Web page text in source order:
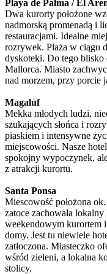
Playa de Palma / El
Dwa kurorty położone
nadmorską promenadą i
restauracjami. Idealne
rozrywek. Plaża w ciągu
dyskoteki. Do tego
Mallorca. Miasto
nad morzem, przy porcie
Magaluf
Mekka młodych ludzi,
szukających słońca i
piaskiem i intensywne
miejscowości. Nasze
spokojny wypoczynek,
z atrakcji kurortu.
Santa Ponsa
Miescowość położona
zatoce zachowała
weekendowym kurortem
domy. Jest tu niewiele
zatłoczona. Miasteczko
wśród zieleni, a lokalna
stolicy.